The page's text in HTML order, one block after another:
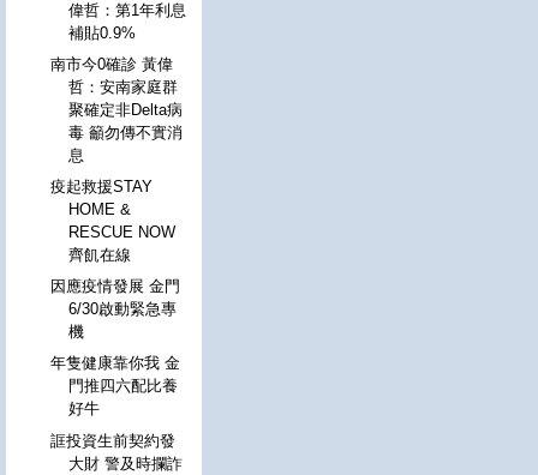
偉哲：第1年利息
補貼0.9%
南市今0確診 黃偉
哲：安南家庭群
聚確定非Delta病
毒 籲勿傳不實消
息
疫起救援STAY
HOME &
RESCUE NOW
齊飢在線
因應疫情發展 金門
6/30啟動緊急專
機
年隻健康靠你我 金
門推四六配比養
好牛
誆投資生前契約發
大財 警及時攔詐